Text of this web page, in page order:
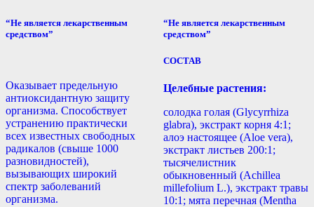
“Не является лекарственным
средством”
Оказывает предельную
антиоксидантную защиту
организма. Способствует
устранению практически
всех известных свободных
радикалов (свыше 1000
разновидностей),
вызывающих широкий
спектр заболеваний
организма.
“Не является лекарственным
средством”
СОСТАВ
Целебные растения:
солодка голая (Glycyrrhiza
glabra), экстракт корня 4:1;
алоэ настоящее (Aloe vera),
экстракт листьев 200:1;
тысячелистник
обыкновенный (Achillea
millefolium L.), экстракт травы
10:1; мята перечная (Mentha